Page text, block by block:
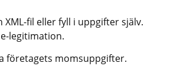
XML-fil eller fyll i uppgifter själv.
legitimation.
företagets momsuppgifter.